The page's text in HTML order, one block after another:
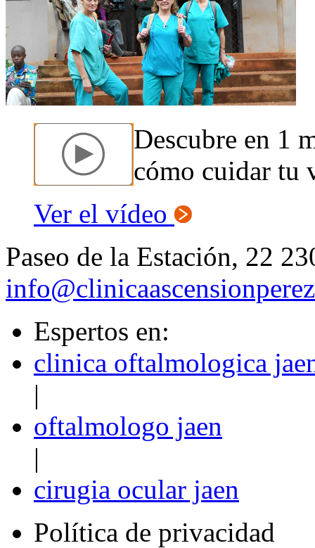
Descubre en 1
cómo cuidar tu
Ver el vídeo
Paseo de la Estación, 22
Espertos en:
clinica oftalmologica
|
oftalmologo jaen
|
cirugia ocular jaen
Política de privacidad